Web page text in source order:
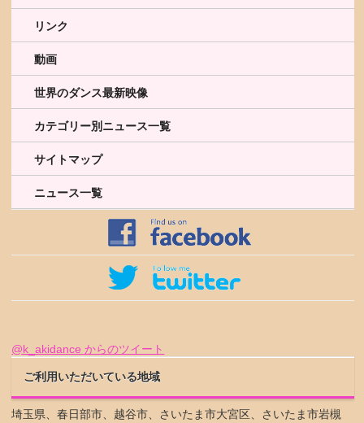
リンク
動画
世界のダンス最新映像
カテゴリー別ニュース一覧
サイトマップ
ニュース一覧
@k_akidance からのツイート
ご利用いただいている地域
埼玉県、春日部市、越谷市、さいたま市大宮区、さいたま市岩槻